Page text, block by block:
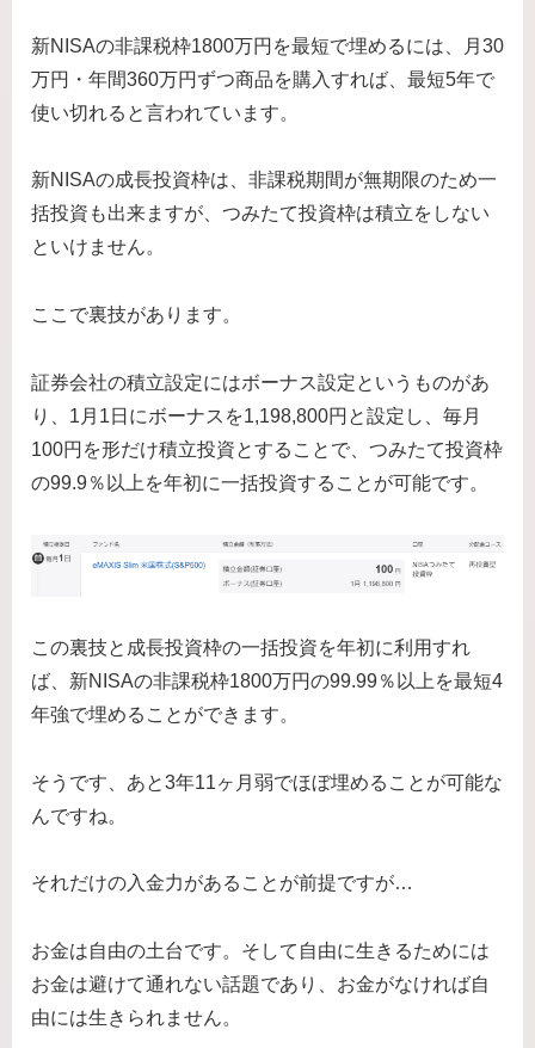
新NISAの非課税枠1800万円を最短で埋めるには、月30
万円・年間360万円ずつ商品を購入すれば、最短5年で
使い切れると言われています。
新NISAの成長投資枠は、非課税期間が無期限のため一
括投資も出来ますが、つみたて投資枠は積立をしない
といけません。
ここで裏技があります。
証券会社の積立設定にはボーナス設定というものがあ
り、1月1日にボーナスを1,198,800円と設定し、毎月
100円を形だけ積立投資とすることで、つみたて投資枠
の99.9％以上を年初に一括投資することが可能です。
この裏技と成長投資枠の一括投資を年初に利用すれ
ば、新NISAの非課税枠1800万円の99.99％以上を最短4
年強で埋めることができます。
そうです、あと3年11ヶ月弱でほぼ埋めることが可能な
んですね。
それだけの入金力があることが前提ですが…
お金は自由の土台です。そして自由に生きるためには
お金は避けて通れない話題であり、お金がなければ自
由には生きられません。